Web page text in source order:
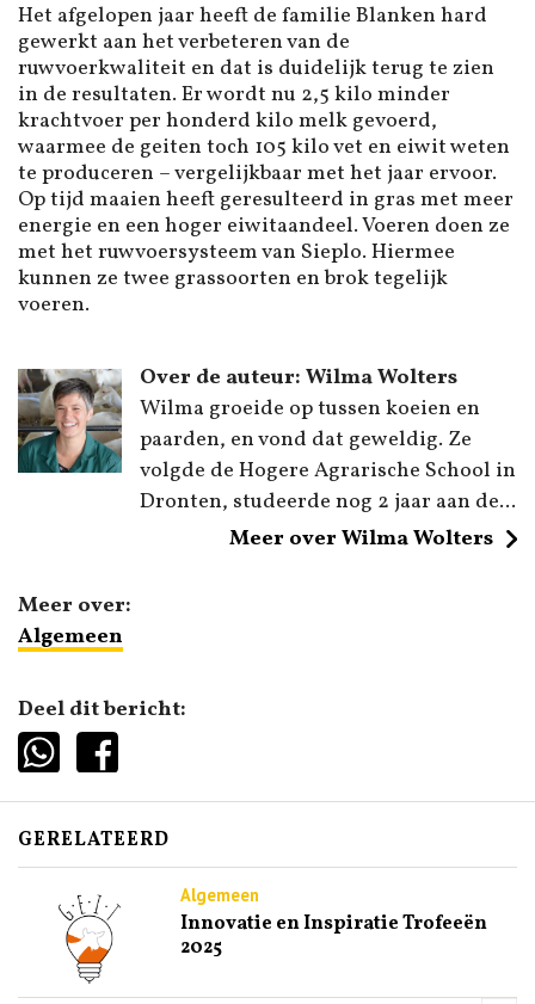
Het afgelopen jaar heeft de familie Blanken hard
gewerkt aan het verbeteren van de
ruwvoerkwaliteit en dat is duidelijk terug te zien
in de resultaten. Er wordt nu 2,5 kilo minder
krachtvoer per honderd kilo melk gevoerd,
waarmee de geiten toch 105 kilo vet en eiwit weten
te produceren – vergelijkbaar met het jaar ervoor.
Op tijd maaien heeft geresulteerd in gras met meer
energie en een hoger eiwitaandeel. Voeren doen ze
met het ruwvoersysteem van Sieplo. Hiermee
kunnen ze twee grassoorten en brok tegelijk
voeren.
Over de auteur: Wilma Wolters
Wilma groeide op tussen koeien en
paarden, en vond dat geweldig. Ze
volgde de Hogere Agrarische School in
Dronten, studeerde nog 2 jaar aan de...
Meer over Wilma Wolters
Meer over:
Algemeen
Deel dit bericht:
GERELATEERD
Algemeen
Innovatie en Inspiratie Trofeeën
2025